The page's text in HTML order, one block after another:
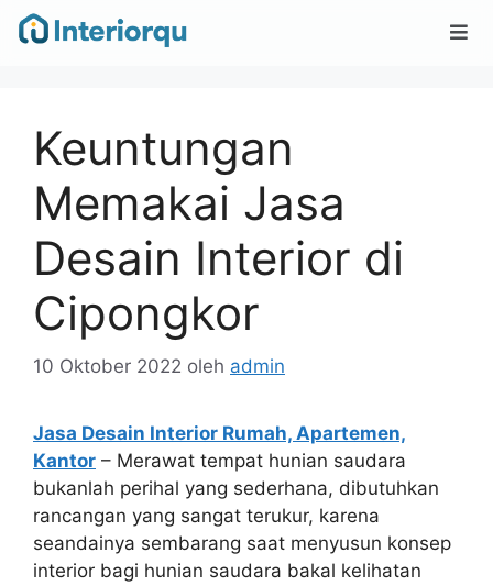
Keuntungan
Memakai Jasa
Desain Interior di
Cipongkor
10 Oktober 2022 oleh admin
Jasa Desain Interior Rumah, Apartemen,
Kantor – Merawat tempat hunian saudara
bukanlah perihal yang sederhana, dibutuhkan
rancangan yang sangat terukur, karena
seandainya sembarang saat menyusun konsep
interior bagi hunian saudara bakal kelihatan